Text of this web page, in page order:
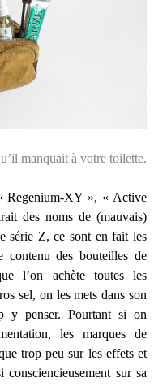
manquait à votre toilette.
Regenium-XY », « Active
des noms de (mauvais)
série Z, ce sont en fait les
des bouteilles de
l’on achète toutes les
sel, on les mets dans son
y penser. Pourtant si on
les marques de
trop peu sur les effets et
sur sa